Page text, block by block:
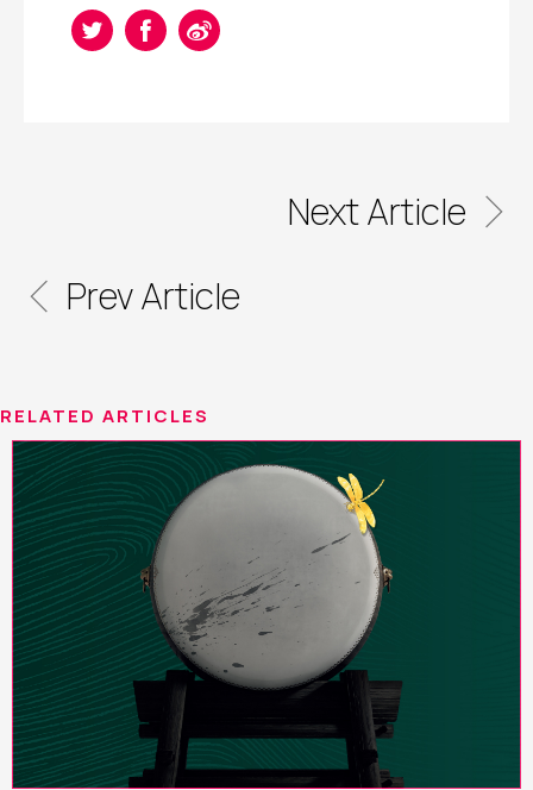
Prev Article
Next Article
RELATED ARTICLES